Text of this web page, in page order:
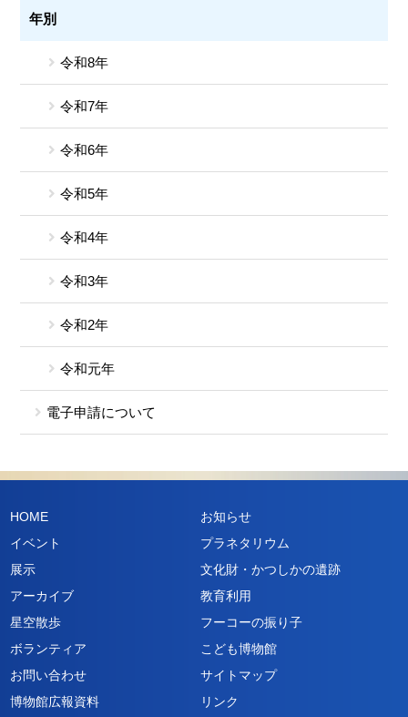
年別
令和8年
令和7年
令和6年
令和5年
令和4年
令和3年
令和2年
令和元年
電子申請について
HOME
お知らせ
イベント
プラネタリウム
展示
文化財・かつしかの遺跡
アーカイブ
教育利用
星空散歩
フーコーの振り子
ボランティア
こども博物館
お問い合わせ
サイトマップ
博物館広報資料
リンク